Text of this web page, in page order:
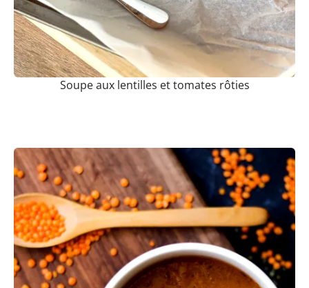
Soupe aux lentilles et tomates rôties